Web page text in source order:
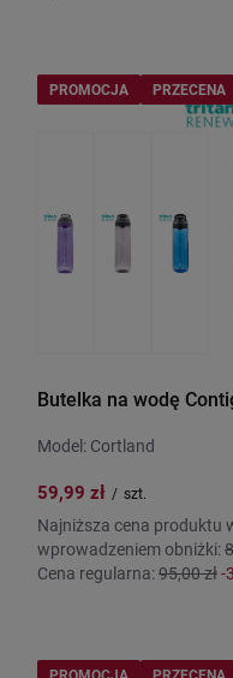
PROMOCJA PRZECENA
Butelka na wodę
Model: Cortland
59,99 zł / szt.
Najniższa cena produktu
wprowadzeniem obniżki:
Cena regularna:95,00 zł-
PROMOCJA PRZECENA